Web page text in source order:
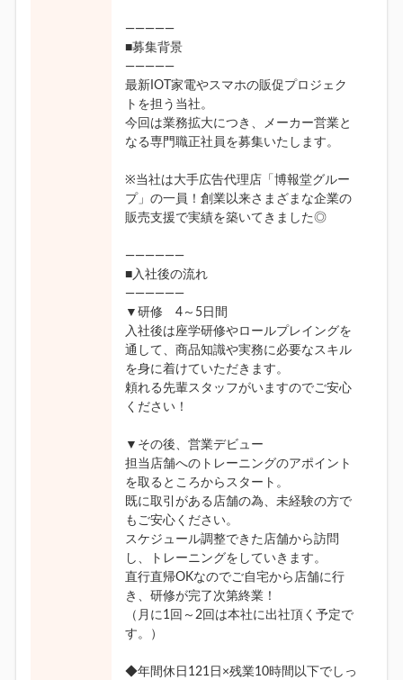
―――――
■募集背景
―――――
最新IOT家電やスマホの販促プロジェク
トを担う当社。
今回は業務拡大につき、メーカー営業と
なる専門職正社員を募集いたします。
※当社は大手広告代理店「博報堂グルー
プ」の一員！創業以来さまざまな企業の
販売支援で実績を築いてきました◎
――――――
■入社後の流れ
――――――
▼研修 4～5日間
入社後は座学研修やロールプレイングを
通して、商品知識や実務に必要なスキル
を身に着けていただきます。
頼れる先輩スタッフがいますのでご安心
ください！
▼その後、営業デビュー
担当店舗へのトレーニングのアポイント
を取るところからスタート。
既に取引がある店舗の為、未経験の方で
もご安心ください。
スケジュール調整できた店舗から訪問
し、トレーニングをしていきます。
直行直帰OKなのでご自宅から店舗に行
き、研修が完了次第終業！
（月に1回～2回は本社に出社頂く予定で
す。）
◆年間休日121日×残業10時間以下でしっ